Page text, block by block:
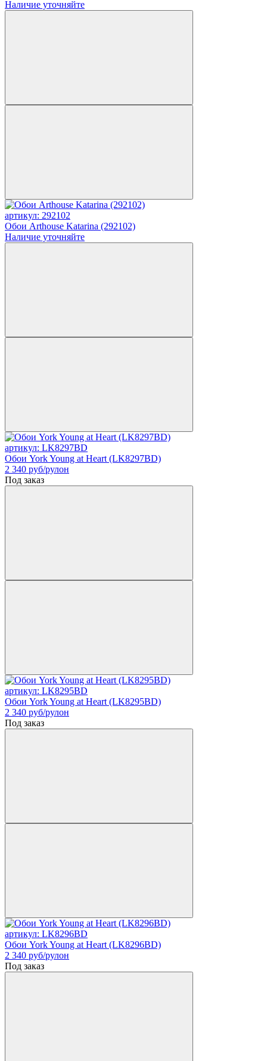
Наличие уточняйте
артикул: 292102
Обои Arthouse Katarina (292102)
Наличие уточняйте
артикул: LK8297BD
Обои York Young at Heart (LK8297BD)
2 340 руб/рулон
Под заказ
артикул: LK8295BD
Обои York Young at Heart (LK8295BD)
2 340 руб/рулон
Под заказ
артикул: LK8296BD
Обои York Young at Heart (LK8296BD)
2 340 руб/рулон
Под заказ